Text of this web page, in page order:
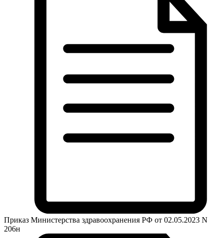
Приказ Министерства здравоохранения РФ от 02.05.2023 N
206н